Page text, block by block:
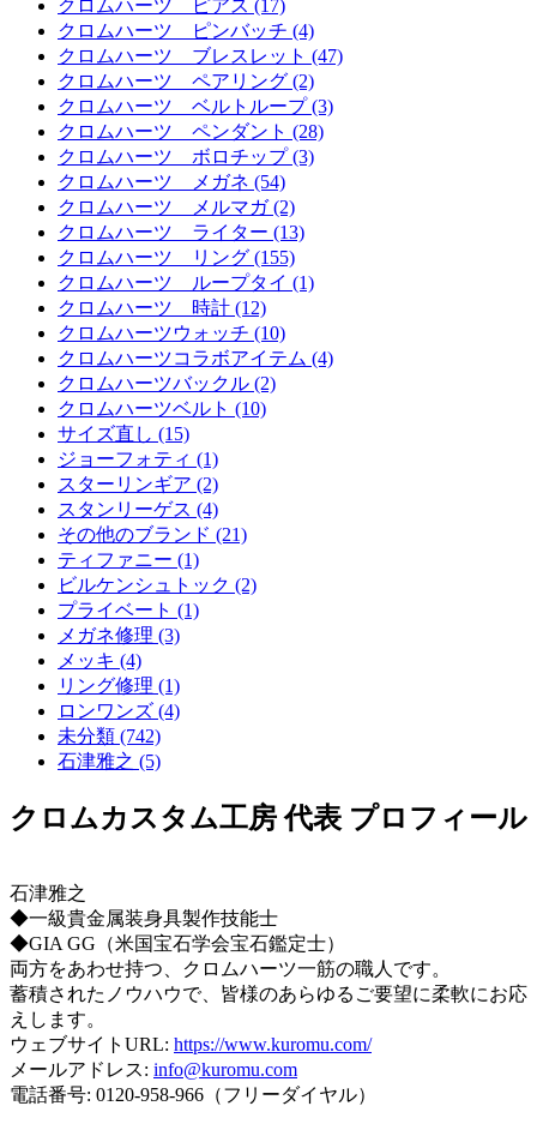
クロムハーツ ピアス (17)
クロムハーツ ピンバッチ (4)
クロムハーツ ブレスレット (47)
クロムハーツ ペアリング (2)
クロムハーツ ベルトループ (3)
クロムハーツ ペンダント (28)
クロムハーツ ボロチップ (3)
クロムハーツ メガネ (54)
クロムハーツ メルマガ (2)
クロムハーツ ライター (13)
クロムハーツ リング (155)
クロムハーツ ループタイ (1)
クロムハーツ 時計 (12)
クロムハーツウォッチ (10)
クロムハーツコラボアイテム (4)
クロムハーツバックル (2)
クロムハーツベルト (10)
サイズ直し (15)
ジョーフォティ (1)
スターリンギア (2)
スタンリーゲス (4)
その他のブランド (21)
ティファニー (1)
ビルケンシュトック (2)
プライベート (1)
メガネ修理 (3)
メッキ (4)
リング修理 (1)
ロンワンズ (4)
未分類 (742)
石津雅之 (5)
クロムカスタム工房 代表 プロフィール
石津雅之
◆一級貴金属装身具製作技能士
◆GIA GG（米国宝石学会宝石鑑定士）
両方をあわせ持つ、クロムハーツ一筋の職人です。
蓄積されたノウハウで、皆様のあらゆるご要望に柔軟にお応
えします。
ウェブサイトURL: https://www.kuromu.com/
メールアドレス: info@kuromu.com
電話番号: 0120-958-966（フリーダイヤル）